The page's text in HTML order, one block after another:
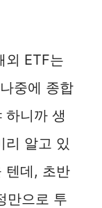
외 ETF는
중에 종합
하니까 생
리 알고 있
텐데, 초반
만으로 투